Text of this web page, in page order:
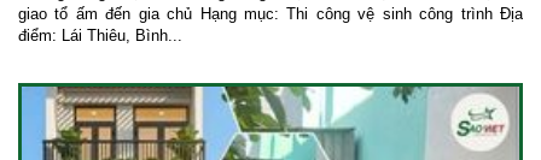
giao tổ ấm đến gia chủ Hạng mục: Thi công vệ sinh công trình Địa
điểm: Lái Thiêu, Bình...